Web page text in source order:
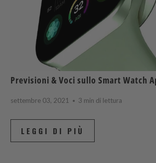
Previsioni & Voci sullo Smart Watch
settembre 03, 2021 3 min di lettura
LEGGI DI PIÙ